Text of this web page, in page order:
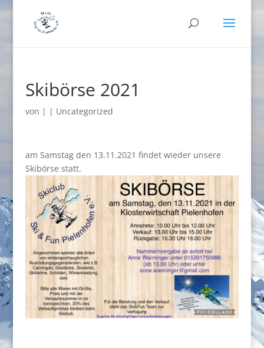
Skibörse 2021
von | | Uncategorized
am Samstag den 13.11.2021 findet wieder unsere
Skibörse statt.